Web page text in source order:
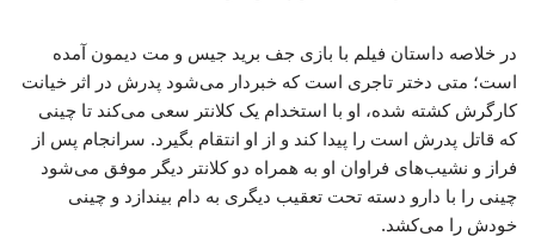
در خلاصه داستان فیلم با بازی جف برید جیس و مت دیمون آمده
است؛ متی دختر تاجری است که خبردار می‌شود پدرش در اثر خیانت
کارگرش کشته شده، او با استخدام یک کلانتر سعی می‌کند تا چینی
که قاتل پدرش است را پیدا کند و از او انتقام بگیرد. سرانجام پس از
فراز و نشیب‌های فراوان او به همراه دو کلانتر دیگر موفق می‌شود
چینی را با دارو دسته تحت تعقیب دیگری به دام بیندازد و چینی
خودش را می‌کشد.